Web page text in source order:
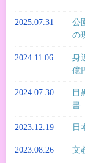
2025.07.31
公
の
2024.11.06
身
億
2024.07.30
目
書
2023.12.19 日
2023.08.26 文